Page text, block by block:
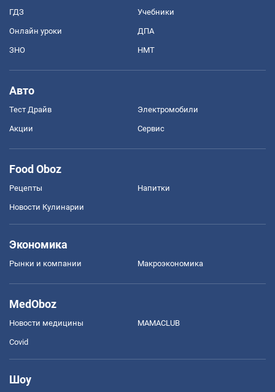
ГДЗ Учебники
Онлайн уроки ДПА
ЗНО НМТ
Авто
Тест Драйв Электромобили
Акции Сервис
Food Oboz
Рецепты Напитки
Новости Кулинарии
Экономика
Рынки и компании Mакроэкономика
MedOboz
Новости медицины MAMACLUB
Covid
Шоу